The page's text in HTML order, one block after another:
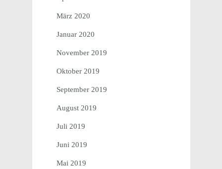
März 2020
Januar 2020
November 2019
Oktober 2019
September 2019
August 2019
Juli 2019
Juni 2019
Mai 2019